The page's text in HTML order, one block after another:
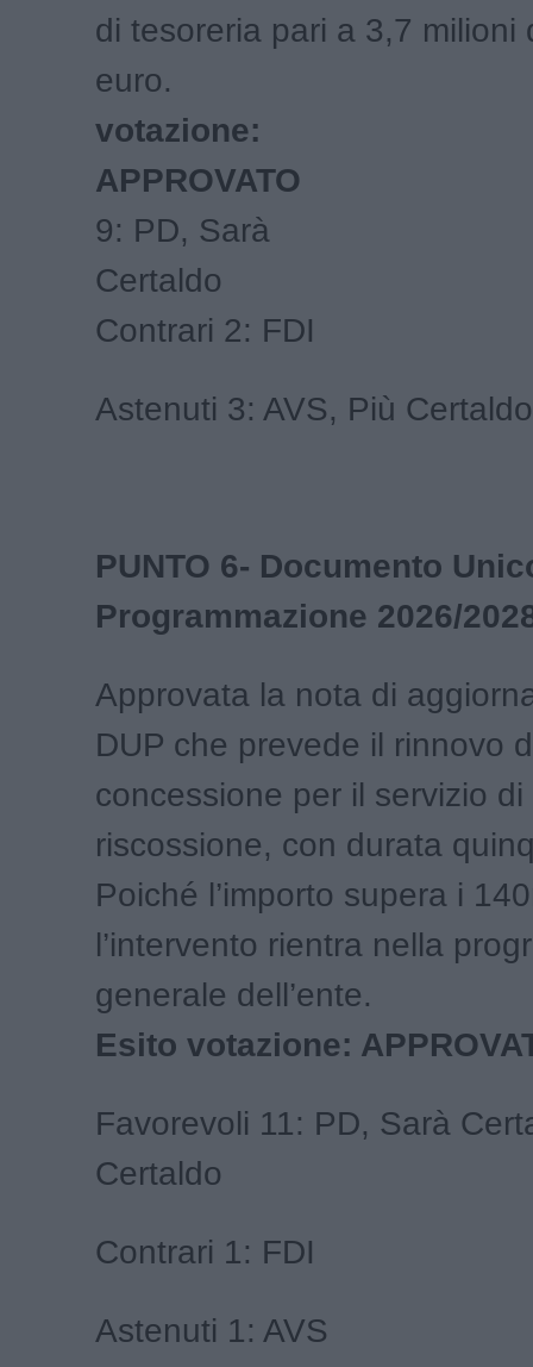
di tesoreria pari a 3,7 milioni
votazione:
9: PD, Sarà
Contrari 2: FDI
Astenuti 3: AVS, Più Certaldo
PUNTO 6- Documento
Programmazione 2026/
Approvata la nota di
DUP che prevede il rinnovo
concessione per il servizio
riscossione, con durata
Poiché l’importo supera i
l’intervento rientra nella
generale dell’ente.
Esito votazione:
Favorevoli 11: PD, Sarà
Certaldo
Contrari 1: FDI
Astenuti 1: AVS